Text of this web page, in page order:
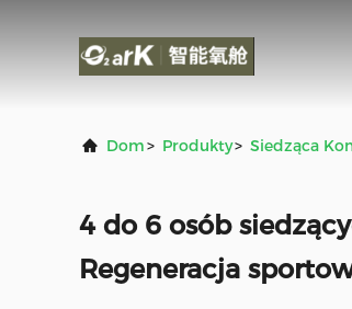
Dom> Produkty> Siedząca
4 do 6 osób
Regeneracja